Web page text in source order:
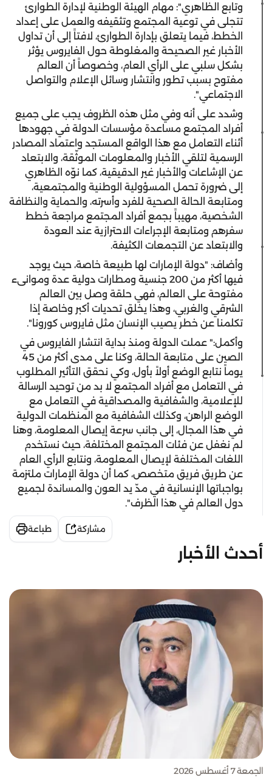
وتابع الظاهري": مهام الهيئة الوطنية لإدارة الطوارئ
تتجلى في توعية المجتمع وتثقيفه والعمل على إعداد
الخطط، فيما يتعلق بإدارة الطوارئ، لافتاً إلى أن تداول
الأخبار غير الصحيحة والمغلوطة حول الفايروس يؤثر
بشكل سلبي على الرأي العام، وخصوصاً أن العالم
مفتوح بسبب تطور وانتشار وسائل الإعلام والتواصل
الاجتماعي".
وشدد على أنه وفي مثل هذه الظروف يجب على جميع
أفراد المجتمع مساعدة مؤسسات الدولة في جهودها
أثناء التعامل مع هذا الواقع المستجد واعتماد المصادر
الرسمية لتلقي الأخبار والمعلومات الموثّقة، والابتعاد
عن الإشاعات والأخبار غير الدقيقية، كما نوّه الظاهري
إلى ضرورة تحمل المسؤولية الوطنية والمجتمعية،
ومتابعة الحالة الصحية للفرد وأسرته، والحماية والنظافة
الشخصية، مهيباً بجمع أفراد المجتمع مراجعة خطط
سفرهم ومتابعة الإجراءات الاحترازية عند العودة
والابتعاد عن التجمعات الكثيفة.
وأضاف: "دولة الإمارات لها طبيعة خاصة، حيث يوجد
فيها أكثر من 200 جنسية ومطارات دولية عدة وموانىء
مفتوحة على العالم، فهي حلقة وصل بين العالم
الشرقي والغربي، وهذا يخلق تحديات أكبر وخاصة إذا
تكلمنا عن خطر يصيب الإنسان مثل فايروس كورونا".
وأكمل:" عملت الدولة ومنذ بداية انتشار الفايروس في
الصين على متابعة الحالة، وكنا على مدى أكثر من 45
يوماً نتابع الوضع أولاً بأول، وكي نحقق التأثير المطلوب
في التعامل مع أفراد المجتمع لا بد من توحيد الرسالة
للإعلامية، والشفافية والمصداقية في التعامل مع
الوضع الراهن، وكذلك الشفافية مع المنظمات الدولية
في هذا المجال، إلى جانب سرعة إيصال المعلومة، وهنا
لم نغفل عن فئات المجتمع المختلفة، حيث نستخدم
اللغات المختلفة لإيصال المعلومة، ونتابع الرأي العام
عن طريق فريق متخصص، كما أن دولة الإمارات ملتزمة
بواجباتها الإنسانية في مدّ يد العون والمساندة لجميع
دول العالم في هذا الظرف".
مشاركة طباعة
أحدث الأخبار
الجمعة 7 أغسطس 2026